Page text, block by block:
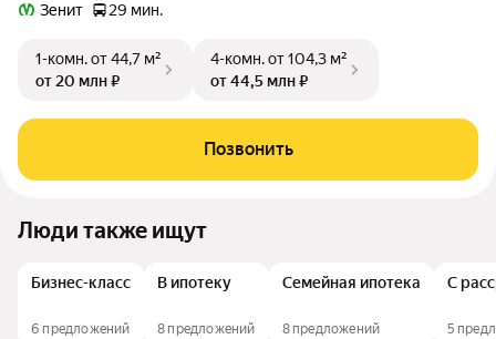
Зенит
29 мин.
1-комн.от 44,7 м²
от 20 млн ₽
4-комн.от 104,3 м²
от 44,5 млн ₽
Позвонить
Люди также ищут
Бизнес-класс
6 предложений
В ипотеку
8 предложений
Семейная ипотека
8 предложений
С
5